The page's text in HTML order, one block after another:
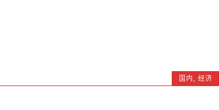
国内,经济